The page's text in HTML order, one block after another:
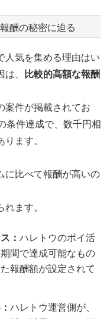
酬の秘密に迫る
人気を集める理由はい
、
比較的高額な報酬
案件が掲載されてお
条件達成で、数千円相
ます。
に比べて報酬が高いの
ます。
： ハレトウのポイ活
間で達成可能なもの
報酬額が設定されて
ハレトウ運営側が、